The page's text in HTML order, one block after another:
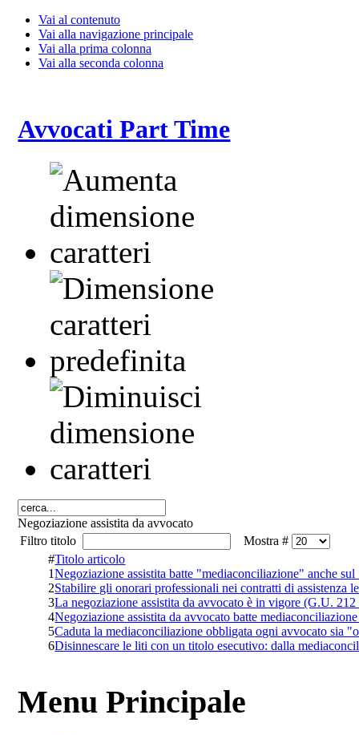
Vai al contenuto
Vai alla navigazione principale
Vai alla prima colonna
Vai alla seconda colonna
Avvocati Part Time
Negoziazione assistita da avvocato
Filtro titolo
Mostra #
#Titolo articolo
1Negoziazione assistita batte "mediaconciliazione" anche sul
2Stabilire gli onorari professionali nei contratti di assistenza
3La negoziazione assistita da avvocato è in vigore (G.U.
4Negoziazione assistita da avvocato batte
5Caduta la mediaconciliazione obbligata ogni avvocato sia
6Disinnescare le liti con un titolo esecutivo: dalla
Menu Principale